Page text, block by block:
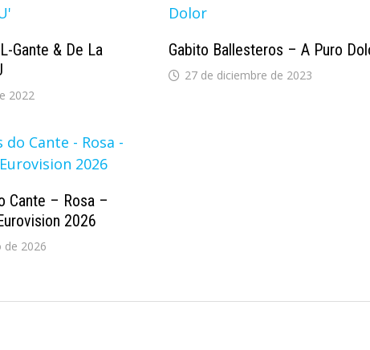
Gante & De La
2022
Gabito Ballesteros – A Puro
27 de diciembre de 2023
Cante – Rosa –
2026
de 2026